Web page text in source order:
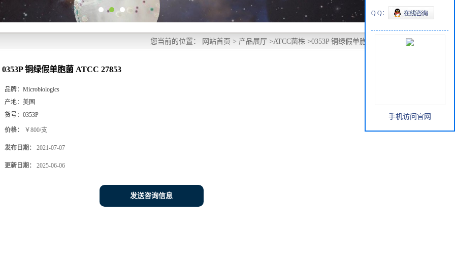
您当前的位置： 网站首页 > 产品展厅 >ATCC菌株 >0353P 铜绿假单胞菌 ATCC 27853
0353P 铜绿假单胞菌 ATCC 27853
品牌： Microbiologics
产地： 美国
货号： 0353P
价格： ￥800/支
发布日期： 2021-07-07
更新日期： 2025-06-06
发送咨询信息
Q Q：
手机访问官网